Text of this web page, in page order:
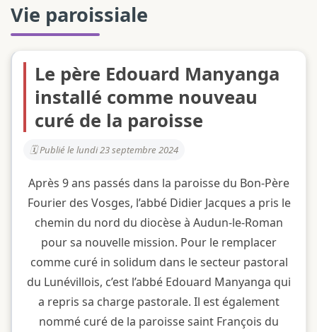
Vie paroissiale
Le père Edouard Manyanga
installé comme nouveau
curé de la paroisse
Publié le lundi 23 septembre 2024
Après 9 ans passés dans la paroisse du Bon-Père
Fourier des Vosges, l’abbé Didier Jacques a pris le
chemin du nord du diocèse à Audun-le-Roman
pour sa nouvelle mission. Pour le remplacer
comme curé in solidum dans le secteur pastoral
du Lunévillois, c’est l’abbé Edouard Manyanga qui
a repris sa charge pastorale. Il est également
nommé curé de la paroisse saint François du